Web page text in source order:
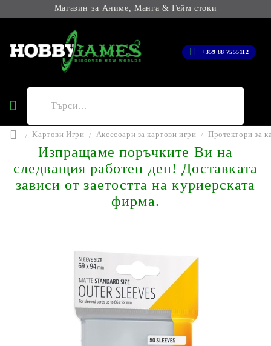
Магазин за Аниме, Манга & Гейм стоки
+359 88 7555112
Картови Игри Аксесоари за картови игри Протектори за
Изпращаме поръчките Ви на
следващия работен ден! Доставката
зависи от заетостта на куриерската
фирма.